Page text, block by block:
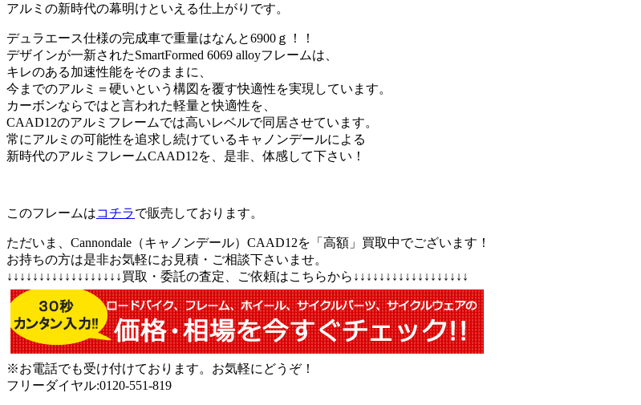
アルミの新時代の幕明けといえる仕上がりです。
デュラエース仕様の完成車で重量はなんと6900ｇ！！
デザインが一新されたSmartFormed 6069 alloyフレームは、
キレのある加速性能をそのままに、
今までのアルミ＝硬いという構図を覆す快適性を実現しています。
カーボンならではと言われた軽量と快適性を、
CAAD12のアルミフレームでは高いレベルで同居させています。
常にアルミの可能性を追求し続けているキャノンデールによる
新時代のアルミフレームCAAD12を、是非、体感して下さい！
このフレームはコチラで販売しております。
ただいま、Cannondale（キャノンデール）CAAD12を「高額」買取中でございます！
お持ちの方は是非お気軽にお見積・ご相談下さいませ。
↓↓↓↓↓↓↓↓↓↓↓↓↓↓↓↓↓↓買取・委託の査定、ご依頼はこちらから↓↓↓↓↓↓↓↓↓↓↓↓↓↓↓↓↓↓
※お電話でも受け付けております。お気軽にどうぞ！
フリーダイヤル:0120-551-819